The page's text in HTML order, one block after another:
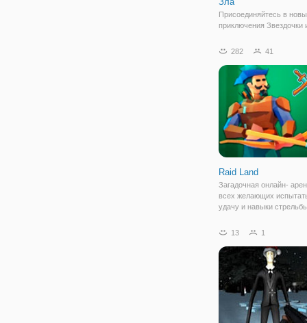
Присоединяйтесь в
приключения Звездочки
Против Сил Зла". Здесь
подземелье которого
различные монстры и
создания. Вам нужно
282 41
Raid Land
Загадочная онлайн-
всех желающих
удачу и навыки
Робин Гуда, будете
запасом стрел. Это
13 1